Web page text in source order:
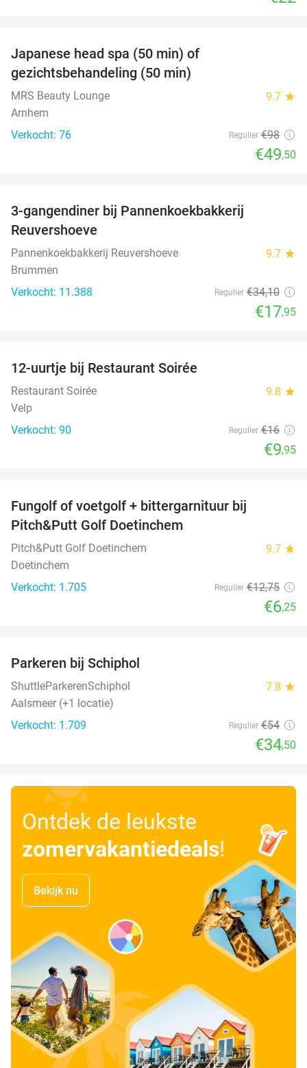
Japanese head spa (50 min) of
gezichtsbehandeling (50 min)
MRS Beauty Lounge 9.7 star
Arnhem
Verkocht: 76
Regulier €98
€49,50
3-gangendiner bij Pannenkoekbakkerij
Reuvershoeve
Pannenkoekbakkerij Reuvershoeve 9.7 star
Brummen
Verkocht: 11.388
Regulier €34,10
€17,95
12-uurtje bij Restaurant Soirée
Restaurant Soirée 9.8 star
Velp
Verkocht: 90
Regulier €16
€9,95
Fungolf of voetgolf + bittergarnituur bij
Pitch&Putt Golf Doetinchem
Pitch&Putt Golf Doetinchem 9.7 star
Doetinchem
Verkocht: 1.705
Regulier €12,75
€6,25
Parkeren bij Schiphol
ShuttleParkerenSchiphol 7.8 star
Aalsmeer (+1 locatie)
Verkocht: 1.709
Regulier €54
€34,50
Ontdek de leukste
zomervakantiedeals!
Bekijk nu